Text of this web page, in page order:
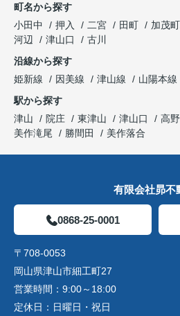
町名から探す
小田中
押入 二宮 田町 加茂
河辺
津山口
古川
沿線から探す
姫新線
因美線 津山線 山陽本線
駅から探す
津山
院庄 東津山 津山口 高野
美作滝尾
勝間田 美作落合
有限会社昴不
0868-25-0001
〒708-0053
岡山県津山市細工町27
営業時間： 9:00～18:00
定休日： 日曜日・祝日